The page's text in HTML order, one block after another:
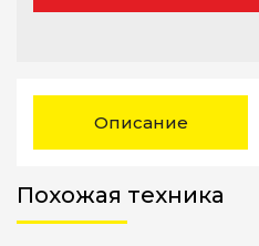
Описание
Похожая техника